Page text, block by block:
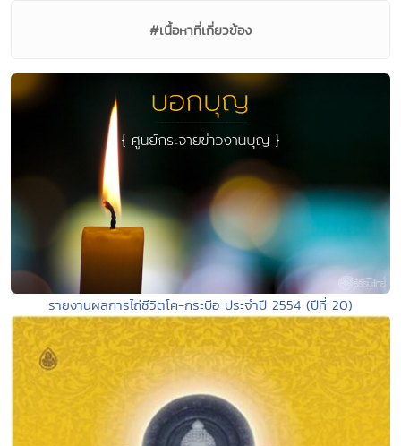
#เนื้อหาที่เกี่ยวข้อง
รายงานผลการไถ่ชีวิตโค-กระบือ ประจำปี 2554 (ปีที่ 20)